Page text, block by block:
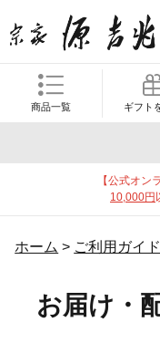
商品一覧 ギフト
【公式オン
10,000円
ホーム > ご利用ガイド
お届け・